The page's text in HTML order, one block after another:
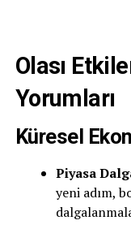
Olası
Yorumları
Küresel
Piyasa
yeni adım,